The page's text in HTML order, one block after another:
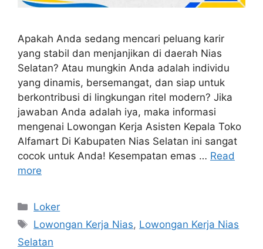
Apakah Anda sedang mencari peluang karir
yang stabil dan menjanjikan di daerah Nias
Selatan? Atau mungkin Anda adalah individu
yang dinamis, bersemangat, dan siap untuk
berkontribusi di lingkungan ritel modern? Jika
jawaban Anda adalah iya, maka informasi
mengenai Lowongan Kerja Asisten Kepala Toko
Alfamart Di Kabupaten Nias Selatan ini sangat
cocok untuk Anda! Kesempatan emas … Read
more
Kategori
Loker
Tag
Lowongan Kerja Nias, Lowongan Kerja Nias
Selatan